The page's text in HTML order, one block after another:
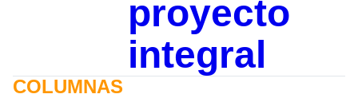
proyecto
integral
COLUMNAS